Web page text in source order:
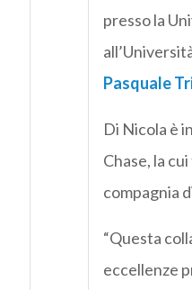
presso la
Pasquale
Di Nicola è
Chase, la
compagnia
“Questa
eccellenze